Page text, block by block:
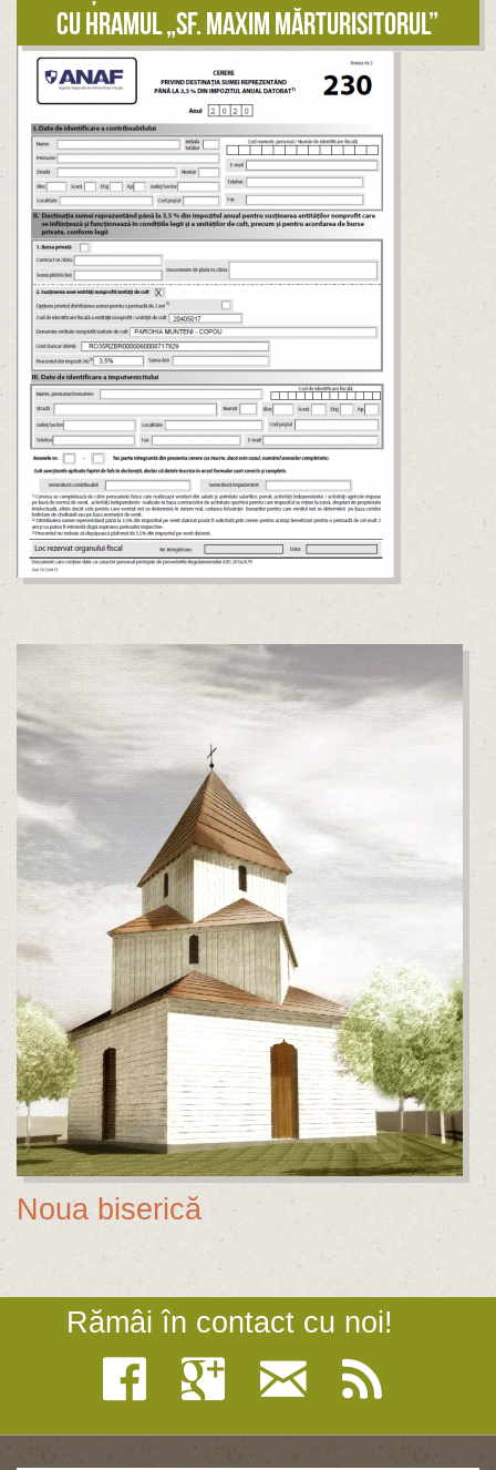
cu hramul „Sf. Maxim Mărturisitorul”
Noua biserică
Rămâi în contact cu noi!